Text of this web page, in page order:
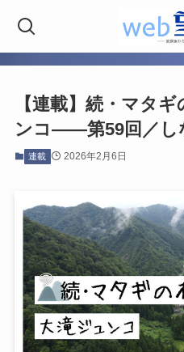
【連載】続・マタ
ンコ――第59回／し
連載 2026年2月6日